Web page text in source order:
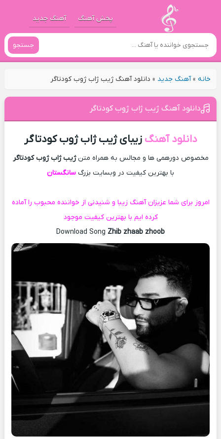
پخش آهنگ آهنگ جدید
جستجو
خانه»آهنگ جدید » دانلود آهنگ ژیب ژاب ژوب کودتاگر
دانلود آهنگ ژیب ژاب ژوب کودتاگر
دانلود آهنگ زیبای ژیب ژاب ژوب کودتاگر
مخصوص دورهمی ها و مجالس به همراه متنژیب ژاب ژوب کودتاگر
با بهترین کیفیت در وبسایت بزرگ سانگستان
امروز برای شما عزیزان آهنگ زیبا و شنیدنی از خواننده محبوب را آماده
کرده ایم با بهترین کیفیت موجود
Download Song Zhib zhaab zhoob